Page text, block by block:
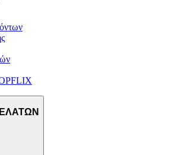
και ανάλυσης.